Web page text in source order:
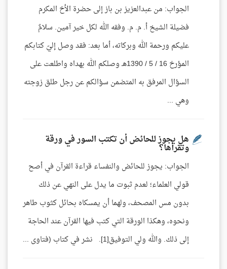
الجواب: من عبدالعزيز بن باز إلى حضرة الأخ المكرم
فضيلة الشيخ أ. م. م. وفقه الله لكل خير آمين. سلامٌ
عليكم ورحمة الله وبركاته، أما بعد: فقد وصل إليّ كتابكم
المؤرخ 16 / 5 / 1390هـ وصلكم الله بهداه واطلعت على
السؤال المرفق به المتضمن سؤالكم عن رجل طلق زوجته
وهي ...
هل يجوز للحائض أن تكتب السور في ورقة
وتقرأها؟
الجواب: يجوز للحائض والنفساء قراءة القرآن في أصح
قولي العلماء؛ لعدم ثبوت ما يدل على النهي عن ذلك
بدون مس المصحف، ولهما أن يمسكاه بحائل كثوب طاهر
ونحوه، وهكذا الورقة التي كتب فيها القرآن عند الحاجة
إلى ذلك. والله ولي التوفيق[1]. نشر في كتاب (فتاوى ...